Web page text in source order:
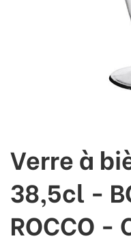
Verre à
38,5cl -
ROCCO -